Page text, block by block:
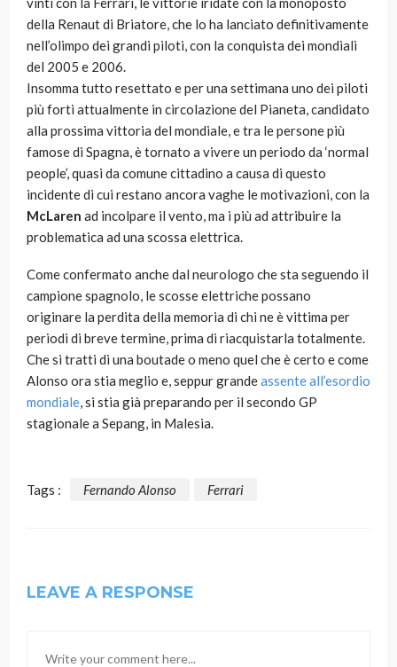
della Renaut di Briatore, che lo ha lanciato definitivamente
nell’olimpo dei grandi piloti, con la conquista dei mondiali
del 2005 e 2006.
Insomma tutto resettato e per una settimana uno dei piloti
più forti attualmente in circolazione del Pianeta, candidato
alla prossima vittoria del mondiale, e tra le persone più
famose di Spagna, è tornato a vivere un periodo da ‘normal
people’, quasi da comune cittadino a causa di questo
incidente di cui restano ancora vaghe le motivazioni, con la
McLaren ad incolpare il vento, ma i più ad attribuire la
problematica ad una scossa elettrica.
Come confermato anche dal neurologo che sta seguendo il
campione spagnolo, le scosse elettriche possano
originare la perdita della memoria di chi ne è vittima per
periodi di breve termine, prima di riacquistarla totalmente.
Che si tratti di una boutade o meno quel che è certo e come
Alonso ora stia meglio e, seppur grandeassente all’esordio
mondiale, si stia già preparando per il secondo GP
stagionale a Sepang, in Malesia.
Tags : Fernando Alonso Ferrari
LEAVE A RESPONSE